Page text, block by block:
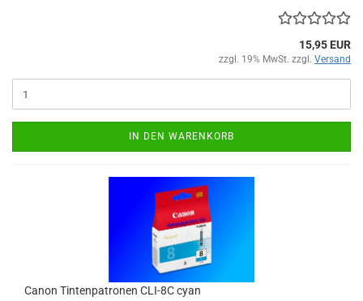
15,95 EUR
zzgl. 19% MwSt. zzgl. Versand
IN DEN WARENKORB
Canon Tintenpatronen CLI-8C cyan